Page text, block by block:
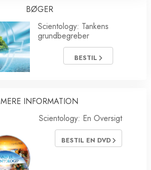
BØGER
Scientology: Tankens
grundbegreber
BESTIL
MERE INFORMATION
Scientology: En Oversigt
BESTIL EN DVD